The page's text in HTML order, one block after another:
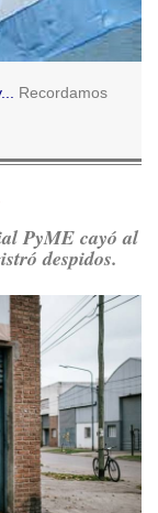
a intentar.
Ver en X
es
Ver en X
5d
Recordamos
PyME cayó al
despidos.